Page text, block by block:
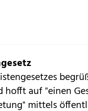
auf "einen
mittels